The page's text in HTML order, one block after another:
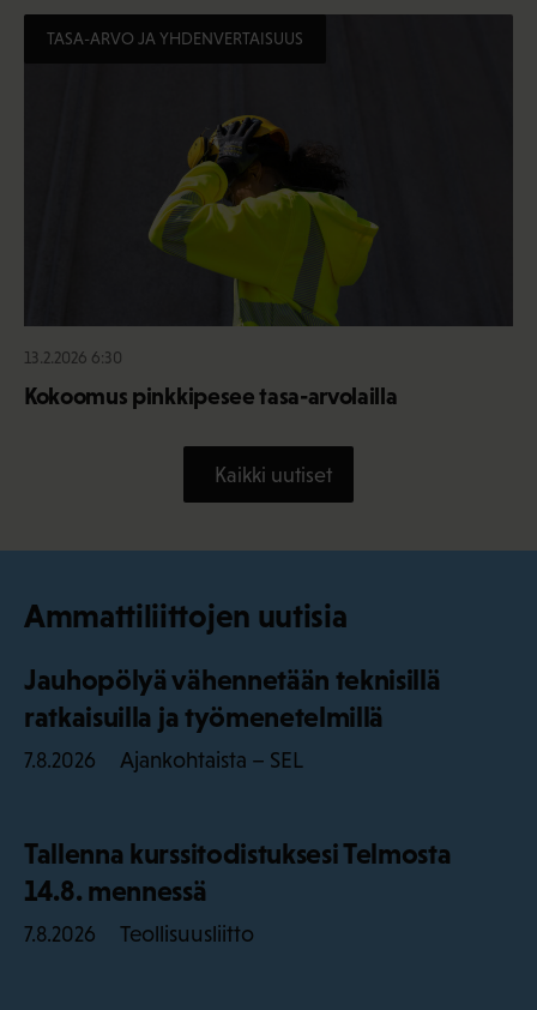
TASA-ARVO JA YHDENVERTAISUUS
13.2.2026 6:30
Kokoomus pinkkipesee tasa-arvolailla
Kaikki uutiset
Ammattiliittojen uutisia
Jauhopölyä vähennetään teknisillä
ratkaisuilla ja työmenetelmillä
7.8.2026 Ajankohtaista – SEL
Tallenna kurssitodistuksesi Telmosta
14.8. mennessä
7.8.2026 Teollisuusliitto